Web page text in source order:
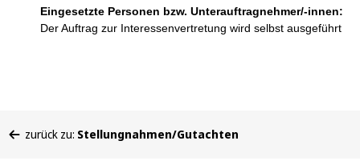
Eingesetzte Personen bzw. Unterauftragnehmer/-innen:
Der Auftrag zur Interessenvertretung wird selbst ausgeführt
befinden
zurück zu: Stellungnahmen/Gutachten